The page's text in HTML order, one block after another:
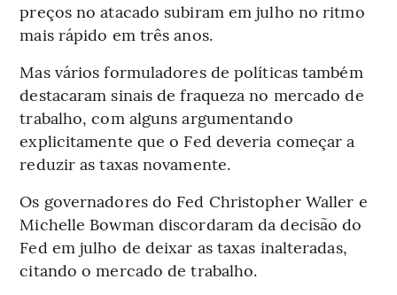
preços no atacado subiram em julho no ritmo
mais rápido em três anos.
Mas vários formuladores de políticas também
destacaram sinais de fraqueza no mercado de
trabalho, com alguns argumentando
explicitamente que o Fed deveria começar a
reduzir as taxas novamente.
Os governadores do Fed Christopher Waller e
Michelle Bowman discordaram da decisão do
Fed em julho de deixar as taxas inalteradas,
citando o mercado de trabalho.